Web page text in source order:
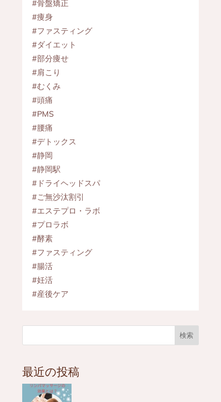
#骨盤矯正
#痩身
#ファスティング
#ダイエット
#部分痩せ
#肩こり
#むくみ
#頭痛
#PMS
#腰痛
#デトックス
#静岡
#静岡駅
#ドライヘッドスパ
#ご無沙汰割引
#エステプロ・ラボ
#プロラボ
#酵素
#ファスティング
#腸活
#妊活
#産後ケア
検索
最近の投稿